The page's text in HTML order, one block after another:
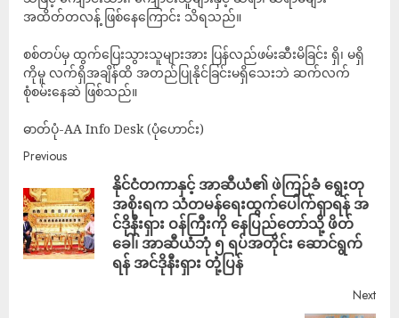
အထိတ်တလန့် ဖြစ်နေကြောင်း သိရသည်။
စစ်တပ်မှ ထွက်ပြေးသွားသူများအား ပြန်လည်ဖမ်းဆီးမိခြင်း ရှိ၊ မရှိ
ကိုမူ လက်ရှိအချိန်ထိ အတည်ပြုနိုင်ခြင်းမရှိသေးဘဲ ဆက်လက်
စုံစမ်းနေဆဲ ဖြစ်သည်။
ဓာတ်ပုံ-AA Info Desk (ပုံဟောင်း)
Previous
နိုင်ငံတကာနှင့် အာဆီယံ၏ ဖဲကြဉ်ခံ ရွေးတု
အစိုးရက သံတမန်ရေးထွက်ပေါက်ရှာရန် အ
င်ဒိုနီးရှား ဝန်ကြီးကို နေပြည်တော်သို့ ဖိတ်
ခေါ်၊ အာဆီယံဘုံ ၅ ရပ်အတိုင်း ဆောင်ရွက်
ရန် အင်ဒိုနီးရှား တုံ့ပြန်
Next